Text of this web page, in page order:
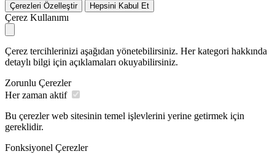
Çerezleri Özelleştir Hepsini Kabul Et
Çerez Kullanımı
Çerez tercihlerinizi aşağıdan yönetebilirsiniz. Her kategori hakkında
detaylı bilgi için açıklamaları okuyabilirsiniz.
Zorunlu Çerezler
Her zaman aktif
Bu çerezler web sitesinin temel işlevlerini yerine getirmek için
gereklidir.
Fonksiyonel Çerezler